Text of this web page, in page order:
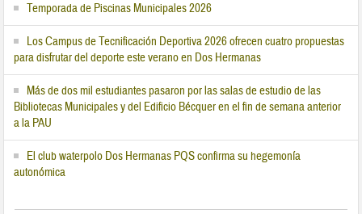
Temporada de Piscinas Municipales 2026
Los Campus de Tecnificación Deportiva 2026 ofrecen cuatro propuestas
para disfrutar del deporte este verano en Dos Hermanas
Más de dos mil estudiantes pasaron por las salas de estudio de las
Bibliotecas Municipales y del Edificio Bécquer en el fin de semana anterior
a la PAU
El club waterpolo Dos Hermanas PQS confirma su hegemonía
autonómica